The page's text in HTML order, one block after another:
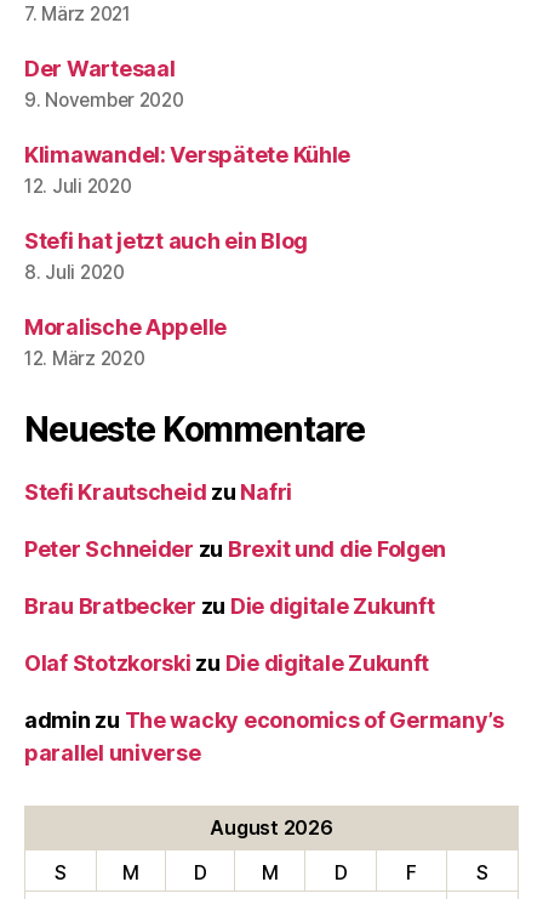
7. März 2021
Der Wartesaal
9. November 2020
Klimawandel: Verspätete Kühle
12. Juli 2020
Stefi hat jetzt auch ein Blog
8. Juli 2020
Moralische Appelle
12. März 2020
Neueste Kommentare
Stefi Krautscheid zu Nafri
Peter Schneider zu Brexit und die Folgen
Brau Bratbecker zu Die digitale Zukunft
Olaf Stotzkorski zu Die digitale Zukunft
admin zu The wacky economics of Germany’s
parallel universe
August 2026
S
M D M D F
S